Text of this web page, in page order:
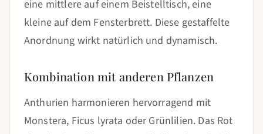
eine mittlere auf einem Beistelltisch, eine
kleine auf dem Fensterbrett. Diese gestaffelte
Anordnung wirkt natürlich und dynamisch.
Kombination mit anderen Pflanzen
Anthurien harmonieren hervorragend mit
Monstera, Ficus lyrata oder Grünlilien. Das Rot